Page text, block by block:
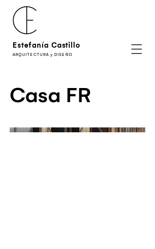
Estefanía Castillo
ARQUITECTURA y DISEÑO
Casa FR